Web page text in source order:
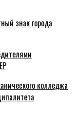
знак города
колледжа